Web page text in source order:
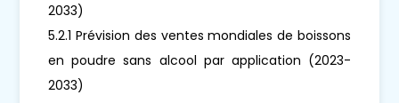
2033)
5.2.1 Prévision des ventes mondiales de boissons
en poudre sans alcool par application (2023-
2033)